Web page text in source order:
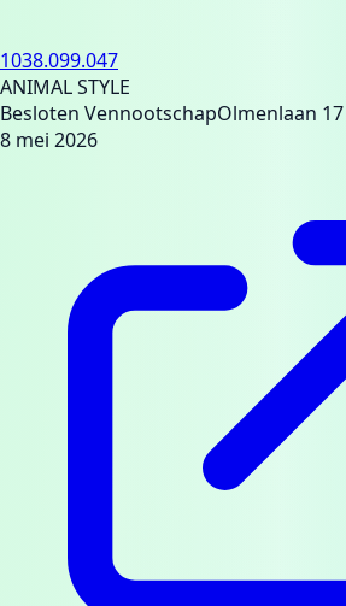
1038.099.047
ANIMAL STYLE
Besloten VennootschapOlmenlaan 17
8 mei 2026